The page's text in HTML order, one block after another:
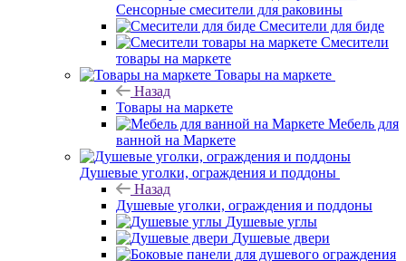
Сенсорные смесители для раковины
Смесители для биде
Смесители
товары на маркете
Товары на маркете
Назад
Товары на маркете
Мебель для
ванной на Маркете
Душевые уголки, ограждения и поддоны
Назад
Душевые уголки, ограждения и поддоны
Душевые углы
Душевые двери